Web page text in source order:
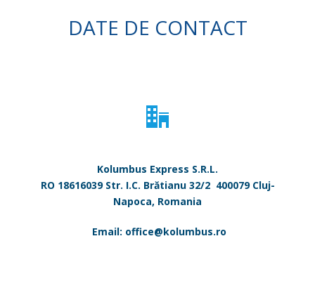
DATE DE CONTACT
Kolumbus Express S.R.L.
RO 18616039 Str. I.C. Brătianu 32/2 400079 Cluj-
Napoca, Romania
Email: office@kolumbus.ro